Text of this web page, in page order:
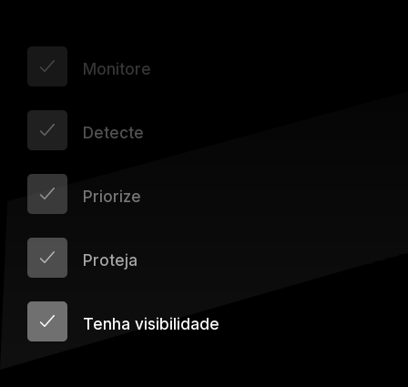
Monitore
Detecte
Priorize
Proteja
Tenha visibilidade